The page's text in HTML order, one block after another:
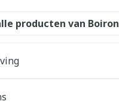
producten van Boiron